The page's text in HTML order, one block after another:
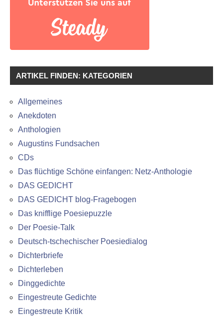
ARTIKEL FINDEN: KATEGORIEN
Allgemeines
Anekdoten
Anthologien
Augustins Fundsachen
CDs
Das flüchtige Schöne einfangen: Netz-Anthologie
DAS GEDICHT
DAS GEDICHT blog-Fragebogen
Das knifflige Poesiepuzzle
Der Poesie-Talk
Deutsch-tschechischer Poesiedialog
Dichterbriefe
Dichterleben
Dinggedichte
Eingestreute Gedichte
Eingestreute Kritik